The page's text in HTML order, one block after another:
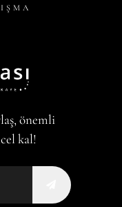
önemli
kal!